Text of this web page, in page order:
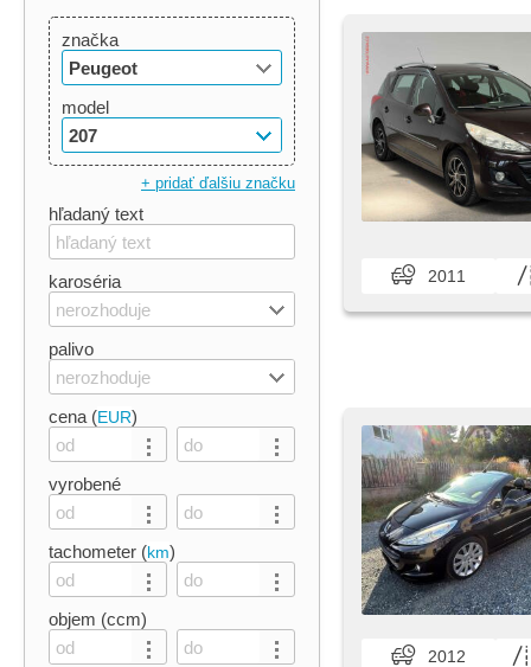
značka
Peugeot
model
207
+ pridať ďalšiu značku
hľadaný text
karoséria
nerozhoduje
palivo
nerozhoduje
cena (EUR)
vyrobené
tachometer (km)
objem (ccm)
2011
2012